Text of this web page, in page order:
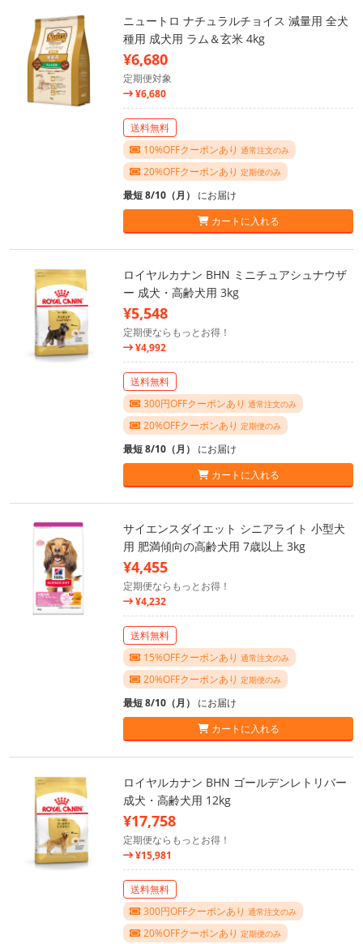
ニュートロ ナチュラルチョイス 減量用 全犬
種用 成犬用 ラム＆玄米 4kg
¥6,680
定期便対象
¥6,680
送料無料
10%OFFクーポンあり 通常注文のみ
20%OFFクーポンあり 定期便のみ
最短 8/10（月） にお届け
カートに入れる
ロイヤルカナン BHN ミニチュアシュナウザ
ー 成犬・高齢犬用 3kg
¥5,548
定期便ならもっとお得！
¥4,992
送料無料
300円OFFクーポンあり 通常注文のみ
20%OFFクーポンあり 定期便のみ
最短 8/10（月） にお届け
カートに入れる
サイエンスダイエット シニアライト 小型犬
用 肥満傾向の高齢犬用 7歳以上 3kg
¥4,455
定期便ならもっとお得！
¥4,232
送料無料
15%OFFクーポンあり 通常注文のみ
20%OFFクーポンあり 定期便のみ
最短 8/10（月） にお届け
カートに入れる
ロイヤルカナン BHN ゴールデンレトリバー
成犬・高齢犬用 12kg
¥17,758
定期便ならもっとお得！
¥15,981
送料無料
300円OFFクーポンあり 通常注文のみ
20%OFFクーポンあり 定期便のみ